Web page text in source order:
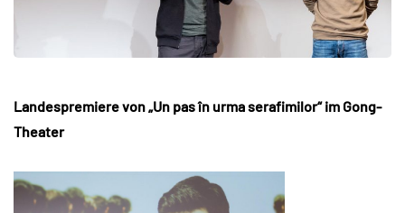
Landespremiere von „Un pas în urma serafimilor“ im Gong-
Theater